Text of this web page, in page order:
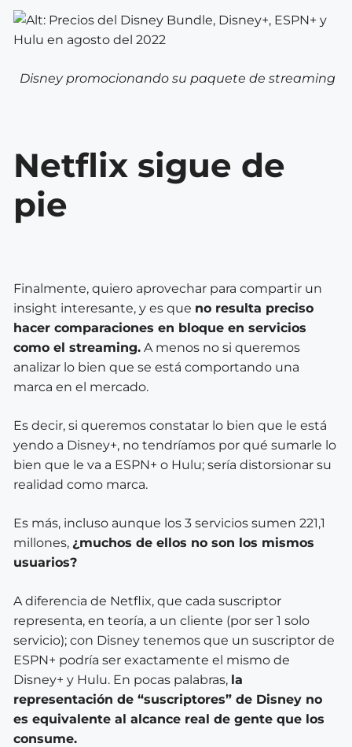
Disney promocionando su paquete de streaming
Netflix sigue de
pie
Finalmente, quiero aprovechar para compartir un
insight interesante, y es que no resulta preciso
hacer comparaciones en bloque en servicios
como el streaming. A menos no si queremos
analizar lo bien que se está comportando una
marca en el mercado.
Es decir, si queremos constatar lo bien que le está
yendo a Disney+, no tendríamos por qué sumarle lo
bien que le va a ESPN+ o Hulu; sería distorsionar su
realidad como marca.
Es más, incluso aunque los 3 servicios sumen 221,1
millones, ¿muchos de ellos no son los mismos
usuarios?
A diferencia de Netflix, que cada suscriptor
representa, en teoría, a un cliente (por ser 1 solo
servicio); con Disney tenemos que un suscriptor de
ESPN+ podría ser exactamente el mismo de
Disney+ y Hulu. En pocas palabras, la
representación de “suscriptores” de Disney no
es equivalente al alcance real de gente que los
consume.